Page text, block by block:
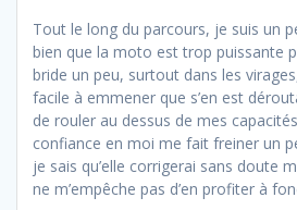
Tout le long du parcours, je suis un
bien que la moto est trop puissante
bride un peu, surtout dans les
facile à emmener que s’en est
de rouler au dessus de mes
confiance en moi me fait freiner un
je sais qu’elle corrigerai sans doute
ne m’empêche pas d’en profiter à